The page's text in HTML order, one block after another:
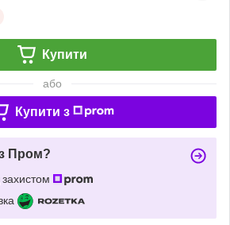
Купити
або
Купити з
Пром?